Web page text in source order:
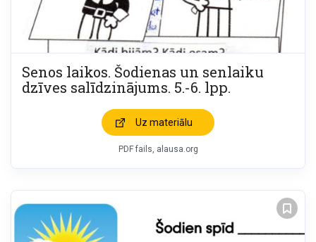
Senos laikos. Šodienas un senlaiku
dzīves salīdzinājums. 5.-6. lpp.
Uz materiālu
PDF fails, alausa.org